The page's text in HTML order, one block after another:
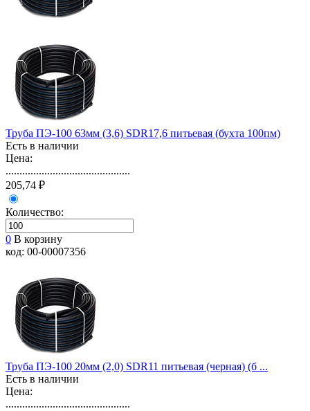
Труба ПЭ-100 63мм (3,6) SDR17,6 питьевая (бухта 100пм)
Есть в наличии
Цена:
.............................................
205,74 ₽
Количество:
0 В корзину
код: 00-00007356
Труба ПЭ-100 20мм (2,0) SDR11 питьевая (черная) (б ...
Есть в наличии
Цена:
.............................................